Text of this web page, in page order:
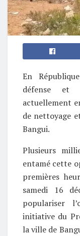
En
défense et
actuellement
de nettoyage
Bangui.
Plusieurs
entamé cette
premières
samedi 16
populariser
initiative du
la ville de